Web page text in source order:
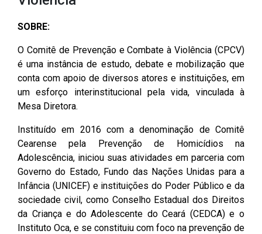
CODINS
Comitê de Gestão Estratégica -
COGE
Comunicação Legislativa
Coordenadoria do Sistema
Célula de Fotografia
Célula de Assessoria de
Comunicação
Célula de Projetos Especiais
Coordenadoria de Polícia
Centro de Estudos e Atividades
Estratégicas (CEAE)
Controladoria
Divisas Territoriais do Ceará
Comitê de Prevenção e
Combate à Violência
Comitê de Responsabilidade
Social
Gestão Ambiental
Departamento de Saúde e
Assistência Social
Escola Superior do Parlamento
Cearense (Unipace)
Escritório Frei Tito
Defesa Social
Des. Regional, Recursos Hí­
dricos, Minas e Pesca
Direitos Humanos e Cidadania
Educação Básica
Fiscalização e Controle
Indústria, Desenvolvimento
Econômico e Comércio
Infância e Adolescência
Juventude
Consultoria Legislativa
Votações Nominais
Medalhas e comendas da Alece
Mapa de Leis Históricas
Utilidade pública
Políticas Institucionais
SOBRE:
O Comitê de Prevenção e Combate à Violência (CPCV)
é uma instância de estudo, debate e mobilização que
conta com apoio de diversos atores e instituições, em
um esforço interinstitucional pela vida, vinculada à
Mesa Diretora.
Instituído em 2016 com a denominação de Comitê
Cearense pela Prevenção de Homicídios na
Adolescência, iniciou suas atividades em parceria com
Governo do Estado, Fundo das Nações Unidas para a
Infância (UNICEF) e instituições do Poder Público e da
sociedade civil, como Conselho Estadual dos Direitos
da Criança e do Adolescente do Ceará (CEDCA) e o
Instituto Oca, e se constituiu com foco na prevenção de